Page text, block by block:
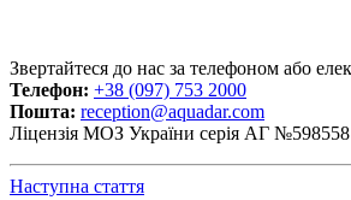
Звертайтеся до нас за телефоном або
Телефон: +38 (097) 753 2000
Пошта: reception@aquadar.com
Ліцензія МОЗ України серія АГ №598558
Наступна стаття